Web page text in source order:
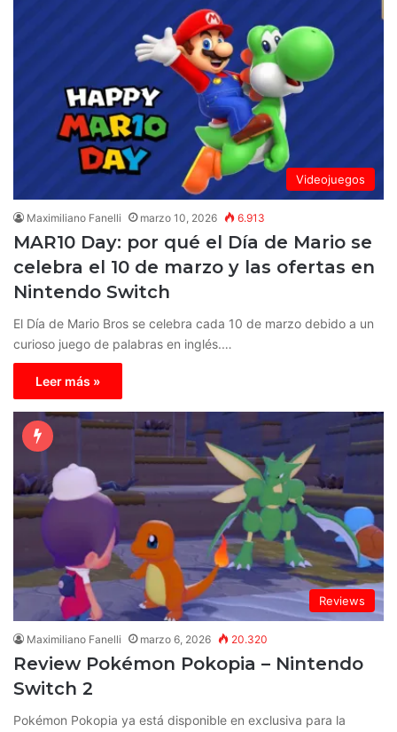
Videojuegos
Maximiliano Fanelli marzo 10, 2026 6.913
MAR10 Day: por qué el Día de Mario se
celebra el 10 de marzo y las ofertas en
Nintendo Switch
El Día de Mario Bros se celebra cada 10 de marzo debido a un
curioso juego de palabras en inglés.…
Leer más »
Reviews
Maximiliano Fanelli marzo 6, 2026 20.320
Review Pokémon Pokopia – Nintendo
Switch 2
Pokémon Pokopia ya está disponible en exclusiva para la